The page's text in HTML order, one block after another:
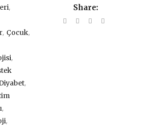
,
, Çocuk,
,
,
,
,
Share: